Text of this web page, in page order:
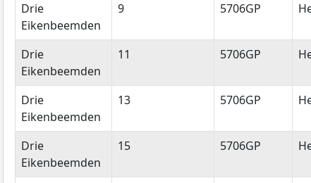
Drie
Eikenbeemden
9 5706GP
Drie
Eikenbeemden
11 5706GP
Drie
Eikenbeemden
13 5706GP
Drie
Eikenbeemden
15 5706GP